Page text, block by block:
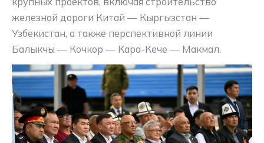
железной дороги Китай — Кыргызстан —
Узбекистан, а также перспективной линии
Балыкчы — Кочкор — Кара-Кече — Макмал.